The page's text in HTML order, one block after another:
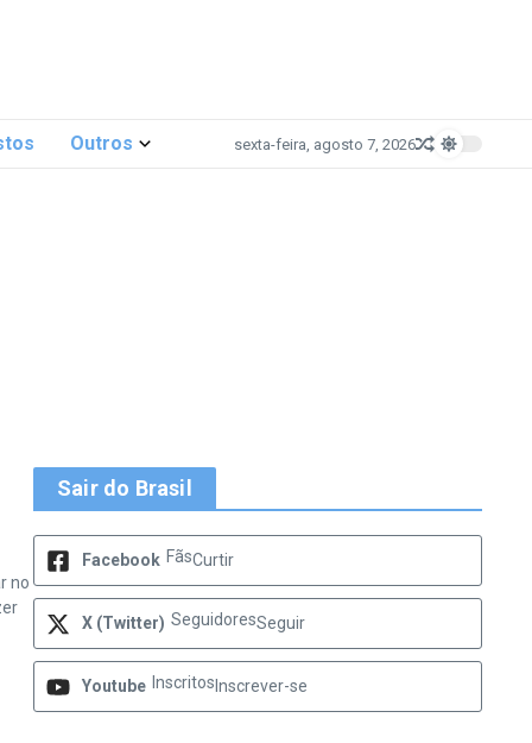
Outros sexta-feira, agosto 7, 2026
no
Sair do Brasil
Facebook FãsCurtir
X (Twitter) SeguidoresSeguir
Youtube Inscritos Inscrever-se